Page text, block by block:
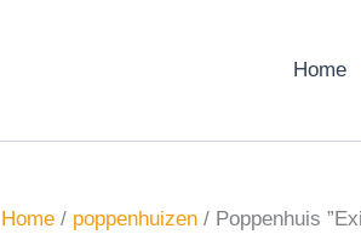
Home
Home / poppenhuizen / Poppenhuis